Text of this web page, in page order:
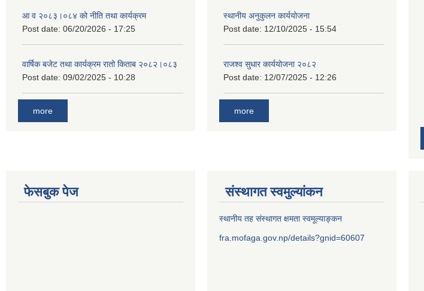
आ व २०८३।०८४ को नीति तथा कार्यक्रम
Post date: 06/20/2026 - 17:25
वार्षिक बजेट तथा कार्यक्रम रातो किताब २०८२।०८३
Post date: 09/02/2025 - 10:28
more
स्थानीय अनुकुलन कार्ययोजना
Post date: 12/10/2025 - 15:54
राजश्व सुधार कार्ययोजना २०८२
Post date: 12/07/2025 - 12:26
more
फेसबुक पेज संस्थागत स्वमुल्यांकन
स्थानीय तह संस्थागत क्षमता स्वमूल्याङ्कन
fra.mofaga.gov.np/details?gnid=60607